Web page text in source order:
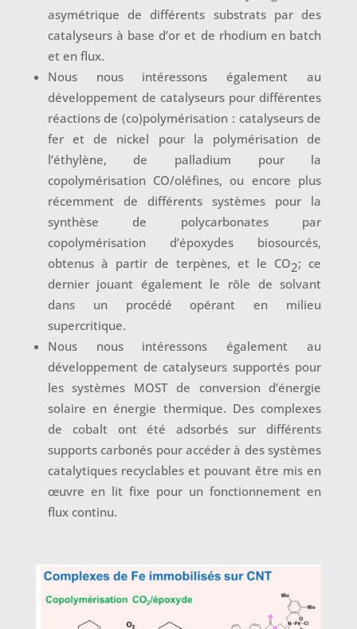
asymétrique de différents substrats par des
catalyseurs à base d’or et de rhodium en batch
et en flux.
Nous nous intéressons également au
développement de catalyseurs pour différentes
réactions de (co)polymérisation : catalyseurs de
fer et de nickel pour la polymérisation de
l’éthylène, de palladium pour la
copolymérisation CO/oléfines, ou encore plus
récemment de différents systèmes pour la
synthèse de polycarbonates par
copolymérisation d’époxydes biosourcés,
obtenus à partir de terpènes, et le CO2; ce
dernier jouant également le rôle de solvant
dans un procédé opérant en milieu
supercritique.
Nous nous intéressons également au
développement de catalyseurs supportés pour
les systèmes MOST de conversion d’énergie
solaire en énergie thermique. Des complexes
de cobalt ont été adsorbés sur différents
supports carbonés pour accéder à des systèmes
catalytiques recyclables et pouvant être mis en
œuvre en lit fixe pour un fonctionnement en
flux continu.